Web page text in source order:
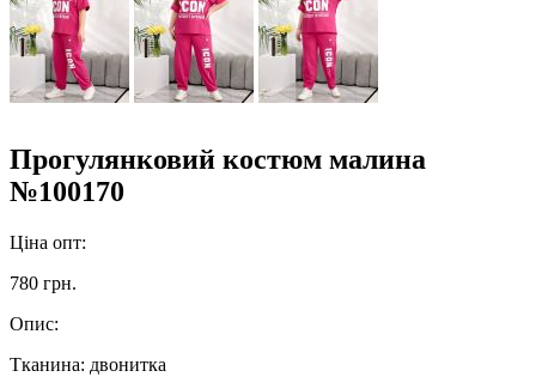
Прогулянковий костюм малина
№100170
Ціна опт:
780 грн.
Опис:
Тканина: двонитка